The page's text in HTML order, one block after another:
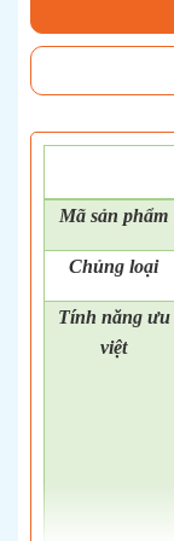
Mã sản phẩm
Chủng loại
Tính năng ưu
việt